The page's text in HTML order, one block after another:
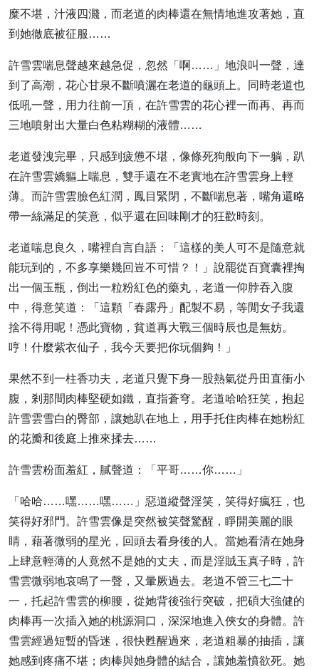
糜不堪，汁液四濺，而老道的肉棒還在無情地進攻著她，直
到她徹底被征服……
許雪雲喘息聲越來越急促，忽然「啊……」地浪叫一聲，達
到了高潮，花心甘泉不斷噴灑在老道的龜頭上。同時老道也
低吼一聲，用力往前一頂，在許雪雲的花心裡一而再、再而
三地噴射出大量白色粘糊糊的液體……
老道發洩完畢，只感到疲憊不堪，像條死狗般向下一躺，趴
在許雪雲嬌軀上喘息，雙手還在不老實地在許雪雲身上輕
薄。而許雪雲臉色紅潤，鳳目緊閉，不斷喘息著，嘴角還略
帶一絲滿足的笑意，似乎還在回味剛才的狂歡時刻。
老道喘息良久，嘴裡自言自語：「這樣的美人可不是隨意就
能玩到的，不多享樂幾回豈不可惜？！」說罷從百寶囊裡掏
出一個玉瓶，倒出一粒粉紅色的藥丸，老道一仰脖吞入腹
中，得意笑道：「這顆「春露丹」配製不易，等閒女子我還
捨不得用呢！憑此寶物，貧道再大戰三個時辰也是無妨。
哼！什麼紫衣仙子，我今天要把你玩個夠！」
果然不到一柱香功夫，老道只覺下身一股熱氣從丹田直衝小
腹，剎那間肉棒堅硬如鐵，直指蒼穹。老道哈哈狂笑，抱起
許雪雲雪白的臀部，讓她趴在地上，用手托住肉棒在她粉紅
的花瓣和後庭上推來揉去……
許雪雲粉面羞紅，膩聲道：「平哥……你……」
「哈哈……嘿……嘿……」惡道縱聲淫笑，笑得好瘋狂，也
笑得好邪門。許雪雲像是突然被笑聲驚醒，睜開美麗的眼
睛，藉著微弱的星光，回頭去看身後的人。當她看清在她身
上肆意輕薄的人竟然不是她的丈夫，而是淫賊玉真子時，許
雪雲微弱地哀鳴了一聲，又暈厥過去。老道不管三七二十
一，托起許雪雲的柳腰，從她背後強行突破，把碩大強健的
肉棒再一次插入她的桃源洞口，深深地進入俠女的身體。許
雪雲經過短暫的昏迷，很快甦醒過來，老道粗暴的抽插，讓
她感到疼痛不堪；肉棒與她身體的結合，讓她羞憤欲死。她